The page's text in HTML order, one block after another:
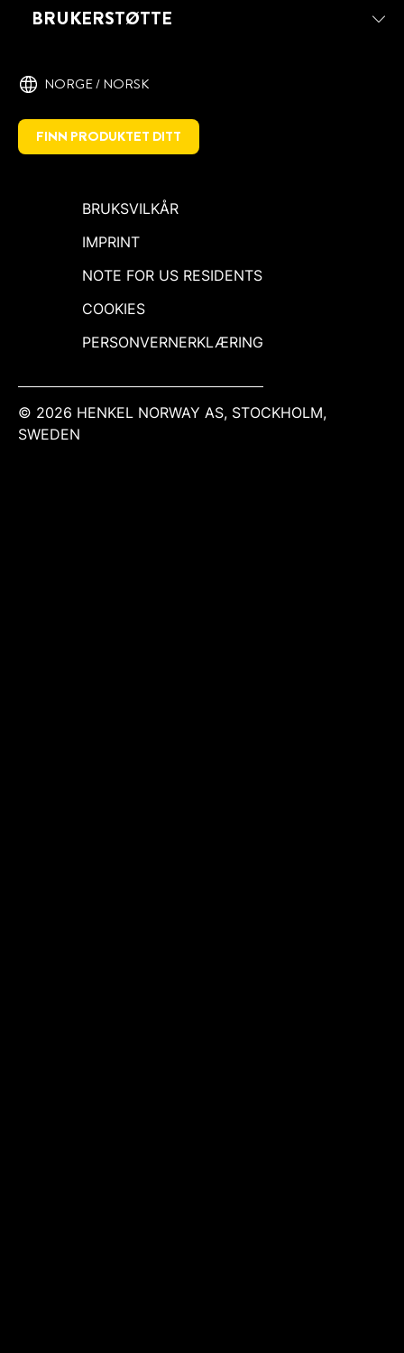
deg dusje allerede én time etter påføring.
BRUKERSTØTTE
NORGE / NORSK
FINN PRODUKTET DITT
BRUKSVILKÅR
IMPRINT
NOTE FOR US RESIDENTS
COOKIES
PERSONVERNERKLÆRING
© 2026 HENKEL NORWAY AS, STOCKHOLM,
SWEDEN